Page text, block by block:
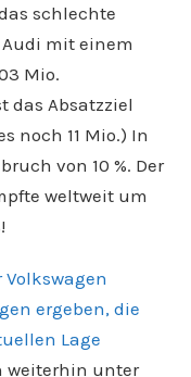
schlechte
mit einem
Mio.
das Absatzziel
noch 11 Mio.) In
von 10 %. Der
weltweit um
ergeben, die
Lage
weiterhin unter